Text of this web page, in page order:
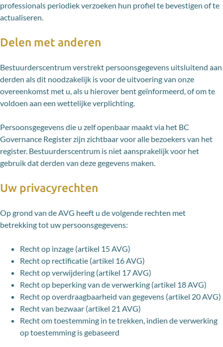
professionals periodiek verzoeken hun profiel te bevestigen of te
actualiseren.
Delen met anderen
Bestuurderscentrum verstrekt persoonsgegevens uitsluitend aan
derden als dit noodzakelijk is voor de uitvoering van onze
overeenkomst met u, als u hierover bent geïnformeerd, of om te
voldoen aan een wettelijke verplichting.
Persoonsgegevens die u zelf openbaar maakt via het BC
Governance Register zijn zichtbaar voor alle bezoekers van het
register. Bestuurderscentrum is niet aansprakelijk voor het
gebruik dat derden van deze gegevens maken.
Uw privacyrechten
Op grond van de AVG heeft u de volgende rechten met
betrekking tot uw persoonsgegevens:
Recht op inzage (artikel 15 AVG)
Recht op rectificatie (artikel 16 AVG)
Recht op verwijdering (artikel 17 AVG)
Recht op beperking van de verwerking (artikel 18 AVG)
Recht op overdraagbaarheid van gegevens (artikel 20 AVG)
Recht van bezwaar (artikel 21 AVG)
Recht om toestemming in te trekken, indien de verwerking
op toestemming is gebaseerd